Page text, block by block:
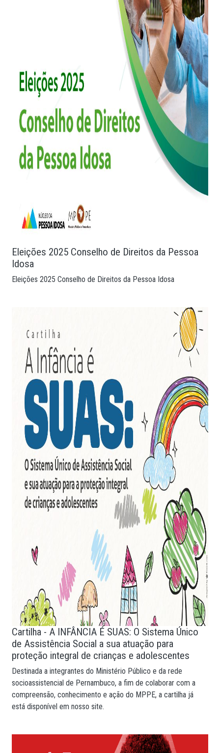
Eleições 2025 Conselho de Direitos da Pessoa
Idosa
Eleições 2025 Conselho de Direitos da Pessoa Idosa
Cartilha - A INFÂNCIA É SUAS: O Sistema Único
de Assistência Social a sua atuação para
proteção integral de crianças e adolescentes
Destinada a integrantes do Ministério Público e da rede
socioassistencial de Pernambuco, a fim de colaborar com a
compreensão, conhecimento e ação do MPPE, a cartilha já
está disponível em nosso site.